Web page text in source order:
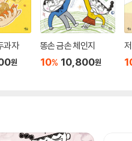
과자
원
똥손 금손 체인지
10% 10,800원